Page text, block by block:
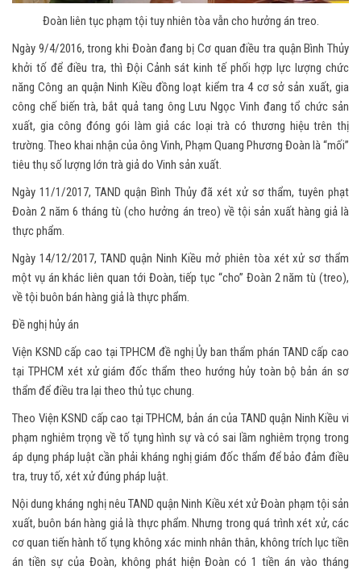
Đoàn liên tục phạm tội tuy nhiên tòa vẫn cho hưởng án treo.
Ngày 9/4/2016, trong khi Đoàn đang bị Cơ quan điều tra quận Bình Thủy
khởi tố để điều tra, thì Đội Cảnh sát kinh tế phối hợp lực lượng chức
năng Công an quận Ninh Kiều đồng loạt kiểm tra 4 cơ sở sản xuất, gia
công chế biến trà, bắt quả tang ông Lưu Ngọc Vinh đang tổ chức sản
xuất, gia công đóng gói làm giả các loại trà có thương hiệu trên thị
trường. Theo khai nhận của ông Vinh, Phạm Quang Phương Đoàn là “mối”
tiêu thụ số lượng lớn trà giả do Vinh sản xuất.
Ngày 11/1/2017, TAND quận Bình Thủy đã xét xử sơ thẩm, tuyên phạt
Đoàn 2 năm 6 tháng tù (cho hưởng án treo) về tội sản xuất hàng giả là
thực phẩm.
Ngày 14/12/2017, TAND quận Ninh Kiều mở phiên tòa xét xử sơ thẩm
một vụ án khác liên quan tới Đoàn, tiếp tục “cho” Đoàn 2 năm tù (treo),
về tội buôn bán hàng giả là thực phẩm.
Đề nghị hủy án
Viện KSND cấp cao tại TPHCM đề nghị Ủy ban thẩm phán TAND cấp cao
tại TPHCM xét xử giám đốc thẩm theo hướng hủy toàn bộ bản án sơ
thẩm để điều tra lại theo thủ tục chung.
Theo Viện KSND cấp cao tại TPHCM, bản án của TAND quận Ninh Kiều vi
phạm nghiêm trọng về tố tụng hình sự và có sai lầm nghiêm trọng trong
áp dụng pháp luật cần phải kháng nghị giám đốc thẩm để bảo đảm điều
tra, truy tố, xét xử đúng pháp luật.
Nội dung kháng nghị nêu TAND quận Ninh Kiều xét xử Đoàn phạm tội sản
xuất, buôn bán hàng giả là thực phẩm. Nhưng trong quá trình xét xử, các
cơ quan tiến hành tố tụng không xác minh nhân thân, không trích lục tiền
án tiền sự của Đoàn, không phát hiện Đoàn có 1 tiền án vào tháng